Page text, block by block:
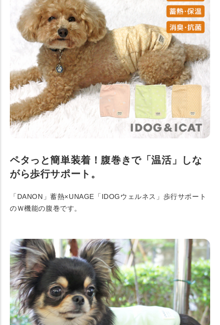
ペタっと簡単装着！腹巻きで「温活」しな
がら歩行サポート。
「DANON」蓄熱×UNAGE「IDOGウェルネス」歩行サポート
のＷ機能の腹巻です。